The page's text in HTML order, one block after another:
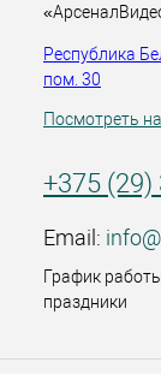
Республика
пом. 30
Посмотреть
+375 (29)
Email:
График
праздники